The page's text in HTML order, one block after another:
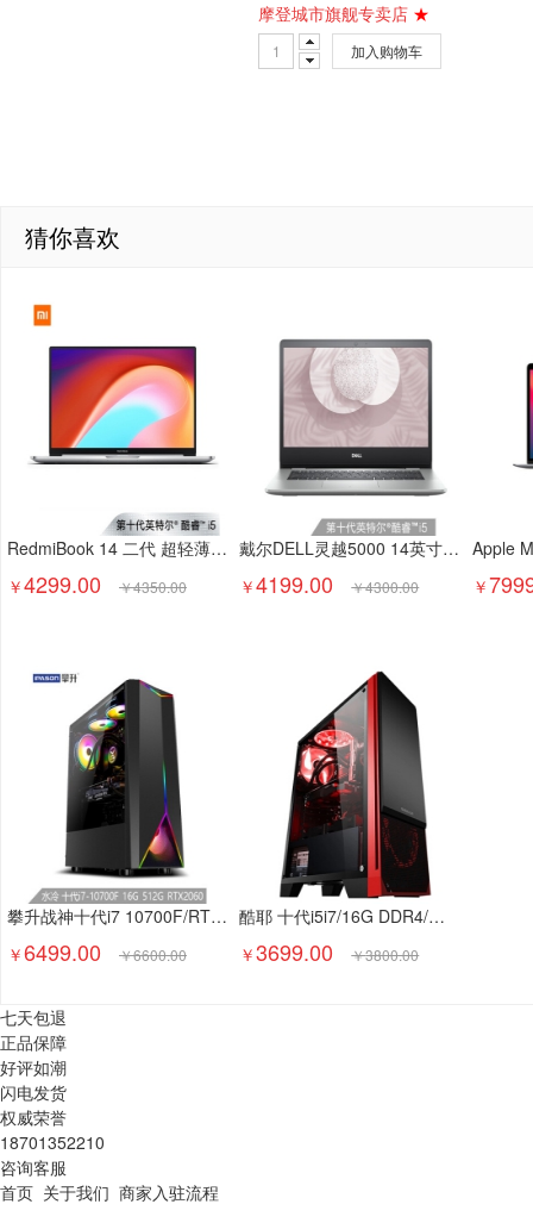
摩登城市旗舰专卖店 ★
加入购物车
猜你喜欢
RedmiBook 14 二代 超轻薄全金属(第十代英特尔酷睿i5-1035G1 8G 512G MX350 2G)银 笔记本电脑 小米 红米
￥4299.00 ￥4350.00
戴尔DELL灵越5000 14英寸酷睿i5网课学习轻薄笔记本电脑(十代i5-1035G1 8G 512G MX230 2G独显)银
￥4199.00 ￥4300.00 ￥
攀升战神十代i7 10700F/RTX2060/16/512G设计师水冷游戏台式电脑主机
￥6499.00 ￥6600.00
酷耶 十代i5i7/16G DDR4/技嘉主板/吃鸡电竞游戏台式机电脑主机组装整机全套
￥3699.00 ￥3800.00
七天包退
正品保障
好评如潮
闪电发货
权威荣誉
18701352210
咨询客服
首页 关于我们 商家入驻流程